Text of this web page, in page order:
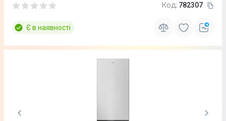
Код: 782307
Є в наявності